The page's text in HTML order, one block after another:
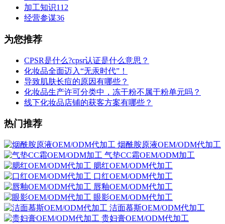
加工知识112
经营参谋36
为您推荐
CPSR是什么?cpsr认证是什么意思？
化妆品全面迈入“无汞时代”！
导致肌肤长痘的原因有哪些？
化妆品生产许可分类中，冻干粉不属于粉单元吗？
线下化妆品店铺的获客方案有哪些？
热门推荐
烟酰胺原液OEM/ODM代加工
气垫CC霜OEM/ODM加工
腮红OEM/ODM代加工
口红OEM/ODM代加工
唇釉OEM/ODM代加工
眼影OEM/ODM代加工
洁面慕斯OEM/ODM代加工
贵妇膏OEM/ODM代加工